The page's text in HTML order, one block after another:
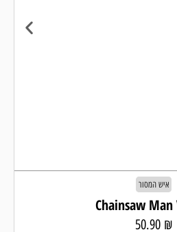
איש המסור
Chainsaw Man
50.90 ₪